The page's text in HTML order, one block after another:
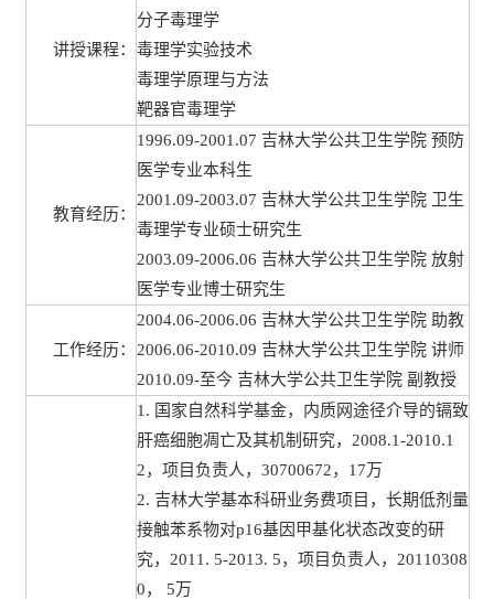
讲授课程：
分子毒理学
毒理学实验技术
毒理学原理与方法
靶器官毒理学
教育经历：
1996.09-2001.07 吉林大学公共卫生学院 预防
医学专业本科生
2001.09-2003.07 吉林大学公共卫生学院 卫生
毒理学专业硕士研究生
2003.09-2006.06 吉林大学公共卫生学院 放射
医学专业博士研究生
工作经历：
2004.06-2006.06 吉林大学公共卫生学院 助教
2006.06-2010.09 吉林大学公共卫生学院 讲师
2010.09-至今 吉林大学公共卫生学院 副教授
1. 国家自然科学基金，内质网途径介导的镉致
肝癌细胞凋亡及其机制研究，2008.1-2010.1
2，项目负责人，30700672，17万
2. 吉林大学基本科研业务费项目，长期低剂量
接触苯系物对p16基因甲基化状态改变的研
究，2011. 5-2013. 5，项目负责人，20110308
0， 5万